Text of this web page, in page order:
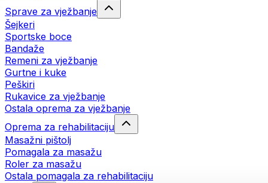
Sprave za vježbanje
Šejkeri
Sportske boce
Bandaže
Remeni za vježbanje
Gurtne i kuke
Peškiri
Rukavice za vježbanje
Ostala oprema za vježbanje
Oprema za rehabilitaciju
Masažni pištolj
Pomagala za masažu
Roler za masažu
Ostala pomagala za rehabilitaciju